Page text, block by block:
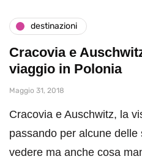
destinazioni
Cracovia e
viaggio in Polonia
Maggio 31, 2018
Cracovia e Auschwitz, la
passando per alcune
vedere ma anche cosa